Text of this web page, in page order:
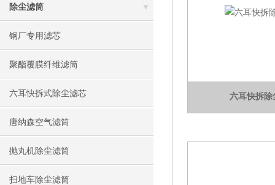
除尘滤筒
钢厂专用滤芯
聚酯覆膜纤维滤筒
六耳快拆式除尘滤芯
唐纳森空气滤筒
抛丸机除尘滤筒
扫地车除尘滤筒
六耳快拆除